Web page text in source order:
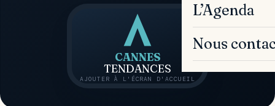
L’Agenda
Nous
CANNES
TENDANCES
AJOUTER À L'ÉCRAN D'ACCUEIL